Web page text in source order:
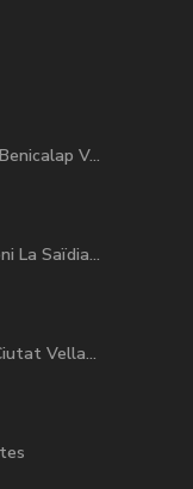
V...
La Saïdia...
Vella...